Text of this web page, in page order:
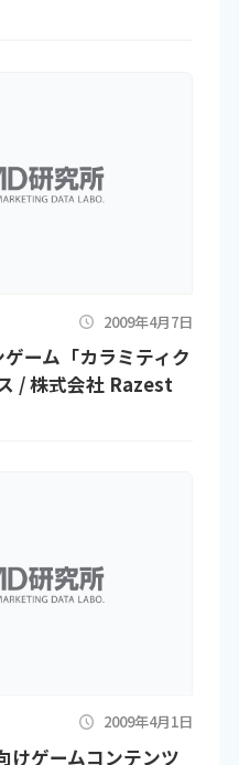
2009年4月7日
ーム「カラミティク
/ 株式会社 Razest
2009年4月1日
けゲームコンテンツ